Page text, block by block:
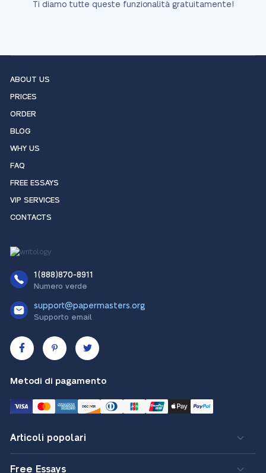
Ti diamo tutte queste funzionalità gratuitamente!
ABOUT US
PRICES
ORDER
BLOG
WHY US
FAQ
FREE ESSAYS
VIP SERVICES
CONTACTS
1(888)870-8911
Numero verde
support@papermasters.org
Supporto email
Metodi di pagamento
Articoli popolari
Free Essays